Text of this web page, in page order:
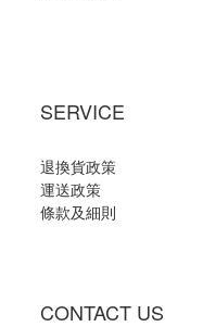
SERVICE
退換貨政策
運送政策
條款及細則
CONTACT US